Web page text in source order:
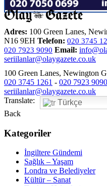
Adres: 100 Green Lanes,
N16 9EH Telefon: 020 3745
020 7923 9090 Email:
seriilanlar@olaygazete.co.uk
100 Green Lanes, Newington
020 3745 1261 - 020 7923 9090
seriilanlar@olaygazete.co.uk
Translate:
Türkçe
Back
Kategoriler
İngiltere Gündemi
Sağlık – Yaşam
Londra ve Belediyeler
Kültür – Sanat